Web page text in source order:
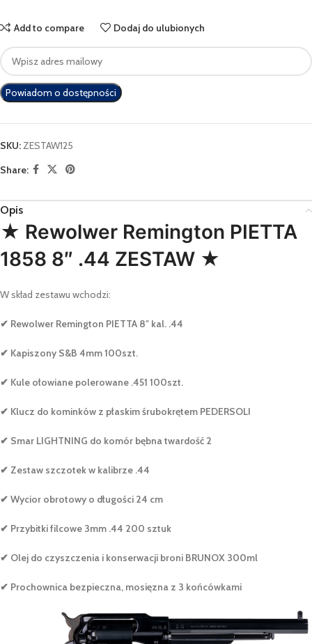
Add to compare Dodaj do ulubionych
Enter
your
email
address
the
for
product
Powiadom o dostępności
SKU:ZESTAW125
Share:
Opis
★ Rewolwer Remington PIETTA
1858 8″ .44 ZESTAW ★
W skład zestawu wchodzi:
✔ Rewolwer Remington PIETTA 8″ kal. .44
✔ Kapiszony S&B 4mm 100szt.
✔ Kule ołowiane polerowane .451 100szt.
✔ Klucz do kominków z płaskim śrubokrętem PEDERSOLI
✔ Smar LIGHTNING do komór bębna twardość 2
✔ Zestaw szczotek w kalibrze .44
✔ Wycior obrotowy o długości 24 cm
✔ Przybitki filcowe 3mm .44 200 sztuk
✔ Olej do czyszczenia i konserwacji broni BRUNOX 300ml
✔ Prochownica bezpieczna, mosięzna z 3 końcówkami